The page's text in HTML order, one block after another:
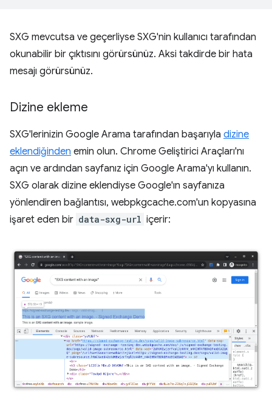
SXG mevcutsa ve geçerliyse SXG'nin kullanıcı tarafından
okunabilir bir çıktısını görürsünüz. Aksi takdirde bir hata
mesajı görürsünüz.
Dizine ekleme
SXG'lerinizin Google Arama tarafından başarıyla dizine
eklendiğinden emin olun. Chrome Geliştirici Araçları'nı
açın ve ardından sayfanız için Google Arama'yı kullanın.
SXG olarak dizine eklendiyse Google'ın sayfanıza
yönlendiren bağlantısı, webpkgcache.com'un kopyasına
işaret eden bir data-sxg-url içerir: